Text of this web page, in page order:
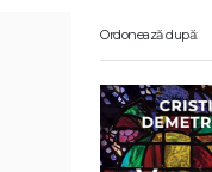
Ordonează după: